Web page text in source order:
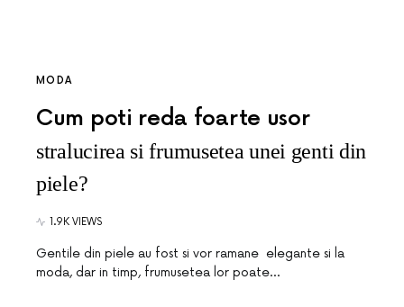
MODA
Cum poti reda foarte usor
stralucirea si frumusetea unei genti din
piele?
1.9K VIEWS
Gentile din piele au fost si vor ramane elegante si la
moda, dar in timp, frumusetea lor poate…